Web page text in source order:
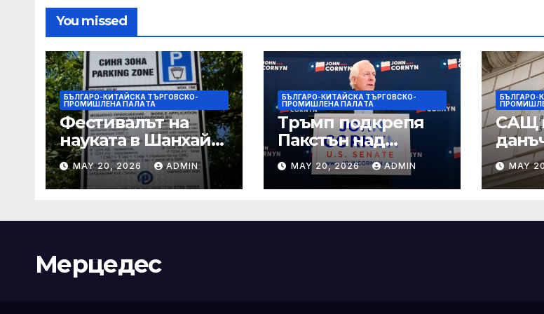
You missed
БЪЛГАРО-КИТАЙСКА ТЪРГОВСКО-
ПРОМИШЛЕНА ПАЛAТА
Фестивалът на
науката в Шанхай
2026 обещава
вълнуващи
научно-
иновации
MAY 20, 2026 ADMIN
БЪЛГАРО-КИТАЙСКА ТЪРГОВСКО-
ПРОМИШЛЕНА ПАЛAТА
Тръмп подкрепя
Пакстън над
Корнин за сенатор
от Тексас в
шокираща
MAY 20, 2026 ADMIN
БЪЛГАРО-
САЩ
MAY
Мерцедес